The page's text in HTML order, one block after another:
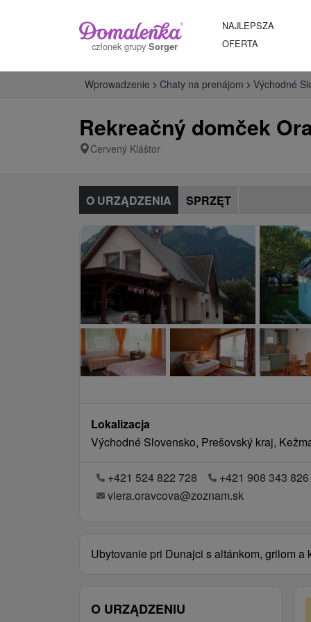
członek grupy Sorger
NAJLEPSZA
OFERTA
Wprowadzenie Chaty na prenájom Východné
Rekreačný domček
Červený Kláštor
O URZĄDZENIA SPRZĘT
Lokalizacja
Východné Slovensko, Prešovský kraj,
+421 524 822 728
+421 908 343 826
viera.oravcova@zoznam.sk
Ubytovanie pri Dunajci s altánkom, grilom a
O URZĄDZENIU